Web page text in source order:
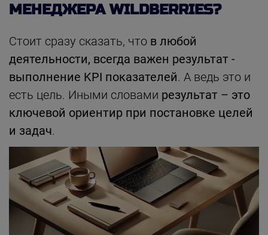
МЕНЕДЖЕРА WILDBERRIES?
Стоит сразу сказать, что в любой
деятельности, всегда важен результат -
выполнение KPI показателей. А ведь это и
есть цель. Иными словами результат – это
ключевой ориентир при постановке целей
и задач.